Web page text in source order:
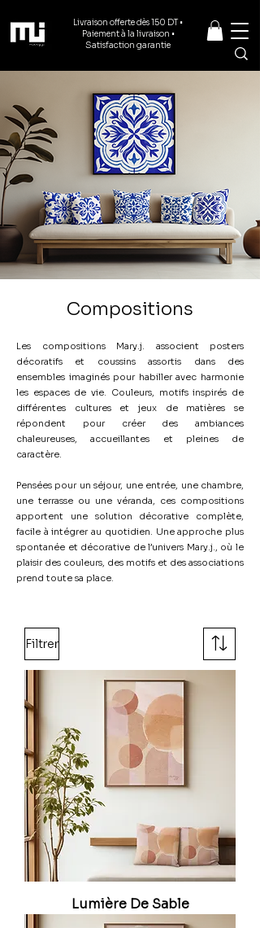
Livraison offerte dès 150 DT •
Paiement à la livraison •
Satisfaction garantie
Compositions
Les compositions Mary.j. associent posters
décoratifs et coussins assortis dans des
ensembles imaginés pour habiller avec harmonie
les espaces de vie. Couleurs, motifs inspirés de
différentes cultures et jeux de matières se
répondent pour créer des ambiances
chaleureuses, accueillantes et pleines de
caractère.
Pensées pour un séjour, une entrée, une chambre,
une terrasse ou une véranda, ces compositions
apportent une solution décorative complète,
facile à intégrer au quotidien. Une approche plus
spontanée et décorative de l’univers Mary.j., où le
plaisir des couleurs, des motifs et des associations
prend toute sa place.
Filtrer
Lumière De Sable